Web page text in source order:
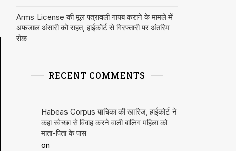
Arms License की मूल पत्रावली गायब कराने के मामले में
अफजाल अंसारी को राहत, हाईकोर्ट से गिरफ्तारी पर अंतरिम
रोक
RECENT COMMENTS
Habeas Corpus याचिका की खारिज, हाईकोर्ट ने
कहा स्वेच्छा से विवाह करने वाली बालिग महिला को
माता-पिता के पास
on